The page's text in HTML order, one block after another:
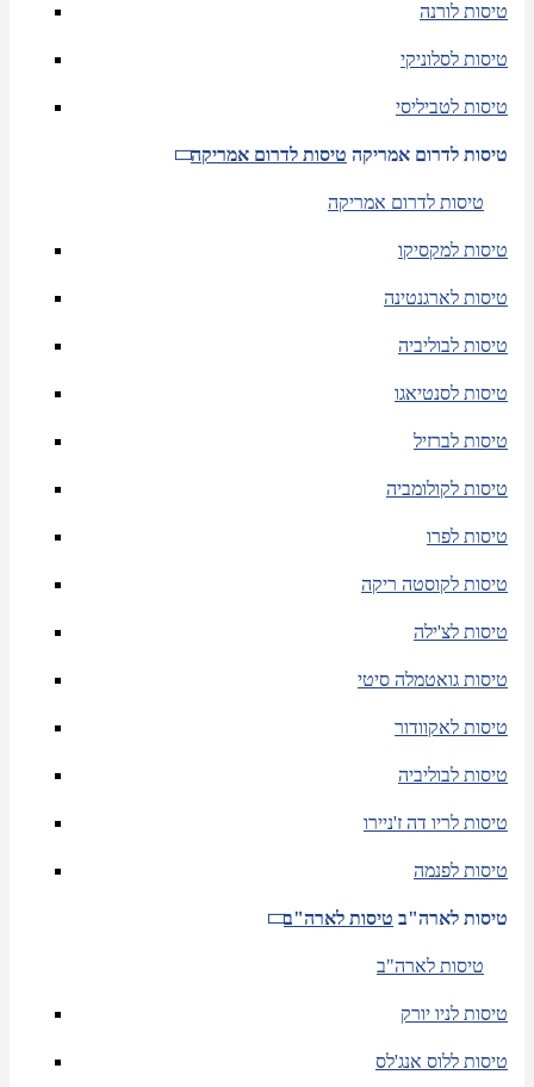
טיסות לורנה
טיסות לסלוניקי
טיסות לטביליסי
טיסות לדרום אמריקה טיסות לדרום אמריקה
טיסות לדרום אמריקה
טיסות למקסיקו
טיסות לארגנטינה
טיסות לבוליביה
טיסות לסנטיאגו
טיסות לברזיל
טיסות לקולומביה
טיסות לפרו
טיסות לקוסטה ריקה
טיסות לצ'ילה
טיסות גואטמלה סיטי
טיסות לאקוודור
טיסות לבוליביה
טיסות לריו דה ז'ניירו
טיסות לפנמה
טיסות לארה"ב טיסות לארה"ב
טיסות לארה"ב
טיסות לניו יורק
טיסות ללוס אנג'לס